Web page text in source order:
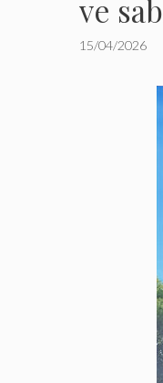
ve
15/04/2026